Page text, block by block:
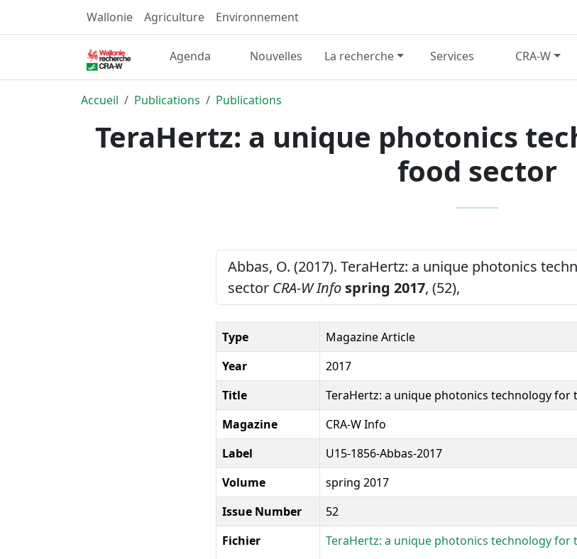
Wallonie Agriculture Environnement
Agenda Nouvelles La recherche Services CRA-W
Accueil Publications Publications
TeraHertz: a unique photonics
food sector
Abbas, O. (2017). TeraHertz: a unique photonics
sector CRA-W Info spring 2017, (52),
Type
Magazine Article
Year
2017
Title
TeraHertz: a unique photonics technology for
Magazine
CRA-W Info
Label
U15-1856-Abbas-2017
Volume
spring 2017
Issue Number
52
Fichier
TeraHertz: a unique photonics technology for